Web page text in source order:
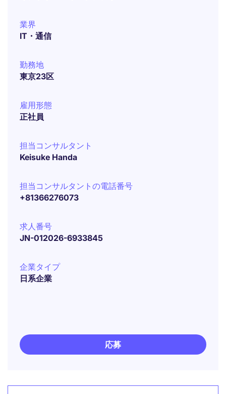
業界
IT・通信
勤務地
東京23区
雇用形態
正社員
担当コンサルタント
Keisuke Handa
担当コンサルタントの電話番号
+81366276073
求人番号
JN-012026-6933845
企業タイプ
日系企業
応募